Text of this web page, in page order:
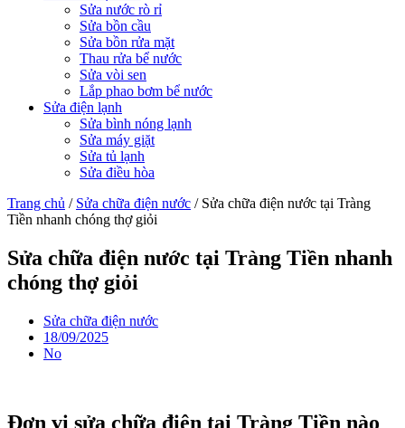
Sửa nước rò rỉ
Sửa bồn cầu
Sửa bồn rửa mặt
Thau rửa bể nước
Sửa vòi sen
Lắp phao bơm bể nước
Sửa điện lạnh
Sửa bình nóng lạnh
Sửa máy giặt
Sửa tủ lạnh
Sửa điều hòa
Trang chủ / Sửa chữa điện nước / Sửa chữa điện nước tại Tràng
Tiền nhanh chóng thợ giỏi
Sửa chữa điện nước tại Tràng Tiền nhanh
chóng thợ giỏi
Sửa chữa điện nước
18/09/2025
No
Đơn vị sửa chữa điện tại Tràng Tiền nào